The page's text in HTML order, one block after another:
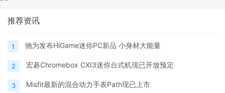
推荐资讯
1 驰为发布HiGame迷你PC新品 小身材大能量
2 宏碁Chromebox CXI3迷你台式机现已开放预定
3 Misfit最新的混合动力手表Path现已上市